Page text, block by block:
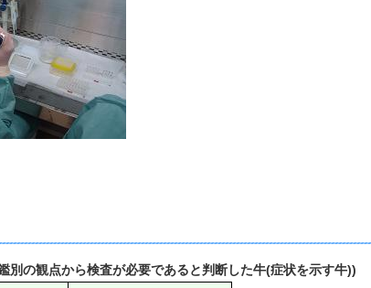
別の観点から検査が必要であると判断した牛(症状を示す牛))